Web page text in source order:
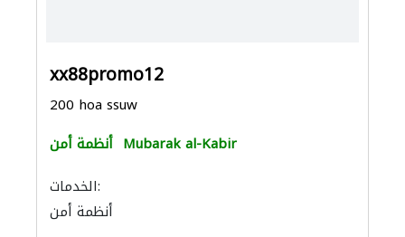
xx88promo12
200 hoa ssuw
أنظمة أمن Mubarak al-Kabir
الخدمات:
أنظمة أمن